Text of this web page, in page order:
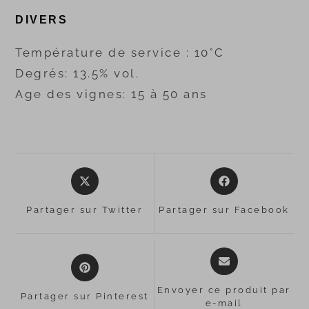
DIVERS
Température de service : 10°C
Degrés: 13.5% vol.
Age des vignes: 15 à 50 ans
Partager sur Twitter Partager sur Facebook
Partager sur Pinterest
Envoyer ce produit par
e-mail